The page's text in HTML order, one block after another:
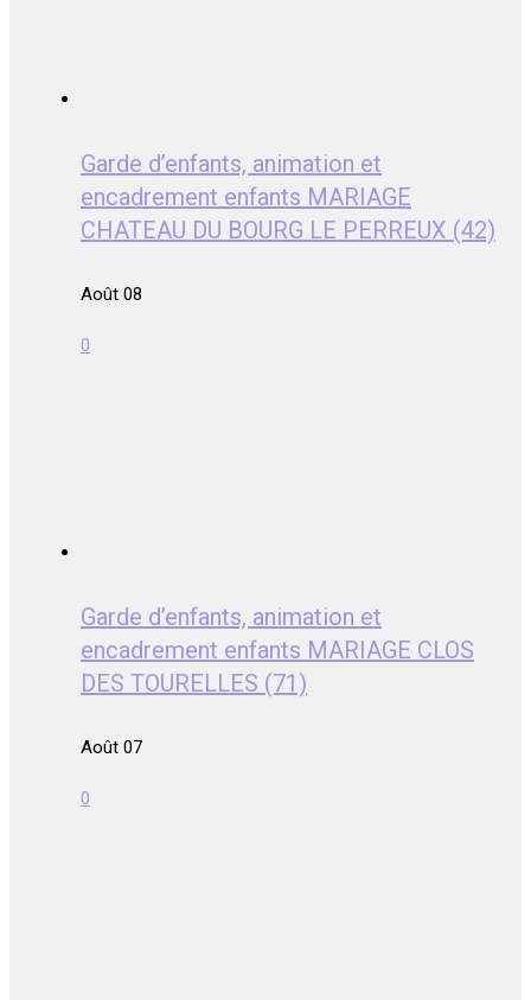
Garde d’enfants, animation et
encadrement enfants MARIAGE
CHATEAU DU BOURG LE PERREUX (42)
Août 08
0
Garde d’enfants, animation et
encadrement enfants MARIAGE CLOS
DES TOURELLES (71)
Août 07
0